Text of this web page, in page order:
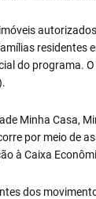
residentes
do programa.
Minha Casa,
por meio de
à Caixa
dos